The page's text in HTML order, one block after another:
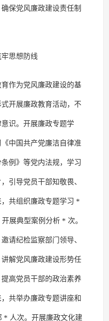
保党风廉政建设责任制
思想防线
作为党风廉政建设的基
开展廉政教育活动，不
识。开展廉政专题学
中国共产党廉洁自律准
例》等党内法规，学习
引导党员干部知敬畏、
共组织廉政专题学习 *
展典型案例分析 * 次。
请纪检监察部门领导、
解党风廉政建设形势任
高党员干部的政治素养
共举办廉政专题讲座和
* 人次。开展廉政文化建